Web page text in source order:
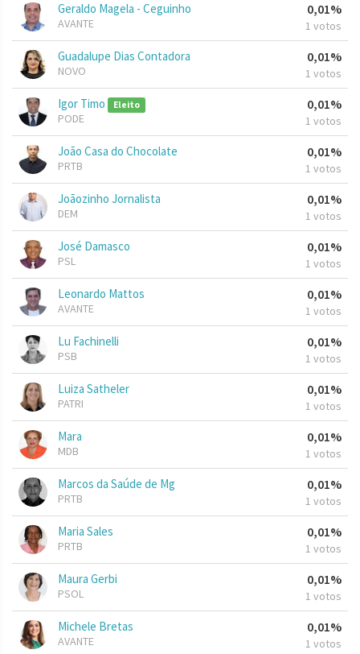
Geraldo Magela - Ceguinho
AVANTE
0,01%
1 votos
Guadalupe Dias Contadora
NOVO
0,01%
1 votos
Igor Timo Eleito
PODE
0,01%
1 votos
João Casa do Chocolate
PRTB
0,01%
1 votos
Joãozinho Jornalista
DEM
0,01%
1 votos
José Damasco
PSL
0,01%
1 votos
Leonardo Mattos
AVANTE
0,01%
1 votos
Lu Fachinelli
PSB
0,01%
1 votos
Luiza Satheler
PATRI
0,01%
1 votos
Mara
MDB
0,01%
1 votos
Marcos da Saúde de Mg
PRTB
0,01%
1 votos
Maria Sales
PRTB
0,01%
1 votos
Maura Gerbi
PSOL
0,01%
1 votos
Michele Bretas
AVANTE
0,01%
1 votos